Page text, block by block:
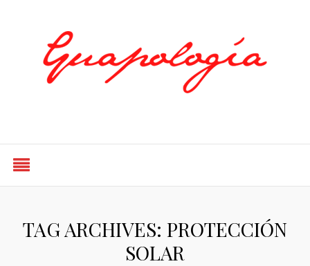
TAG ARCHIVES: PROTECCIÓN
SOLAR